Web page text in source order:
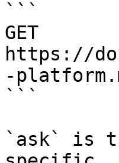
```
GET
https://
-
```
`ask` is